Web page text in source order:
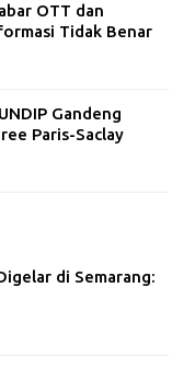
OTT dan
Tidak Benar
Gandeng
Paris-Saclay
di Semarang: